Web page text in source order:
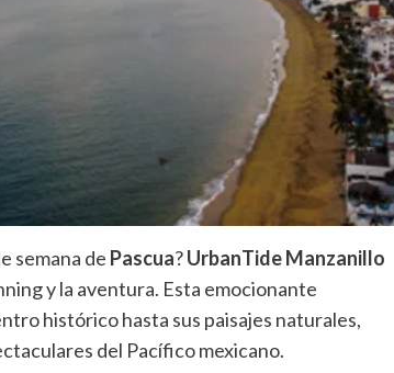
semana de Pascua?UrbanTide Manzanillo
y la aventura. Esta emocionante
histórico hasta sus paisajes naturales,
del Pacífico mexicano.